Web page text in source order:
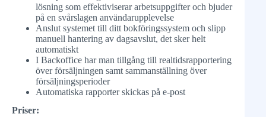
lösning som effektiviserar arbetsuppgifter och bjuder
på en svårslagen användarupplevelse
Anslut systemet till ditt bokföringssystem och slipp
manuell hantering av dagsavslut, det sker helt
automatiskt
I Backoffice har man tillgång till realtidsrapportering
över försäljningen samt sammanställning över
försäljningsperioder
Automatiska rapporter skickas på e-post
Priser: